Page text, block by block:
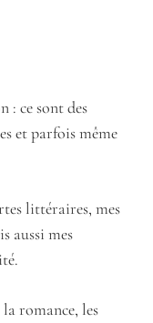
: ce sont des
et parfois même
littéraires, mes
aussi mes
romance, les